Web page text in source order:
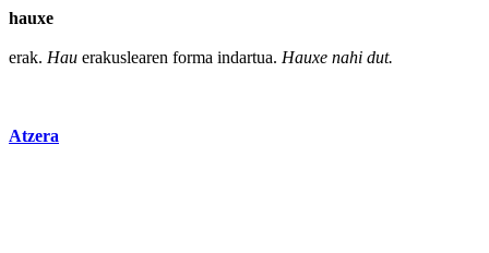
hauxe
erak. Hau erakuslearen forma indartua. Hauxe nahi dut.
Atzera